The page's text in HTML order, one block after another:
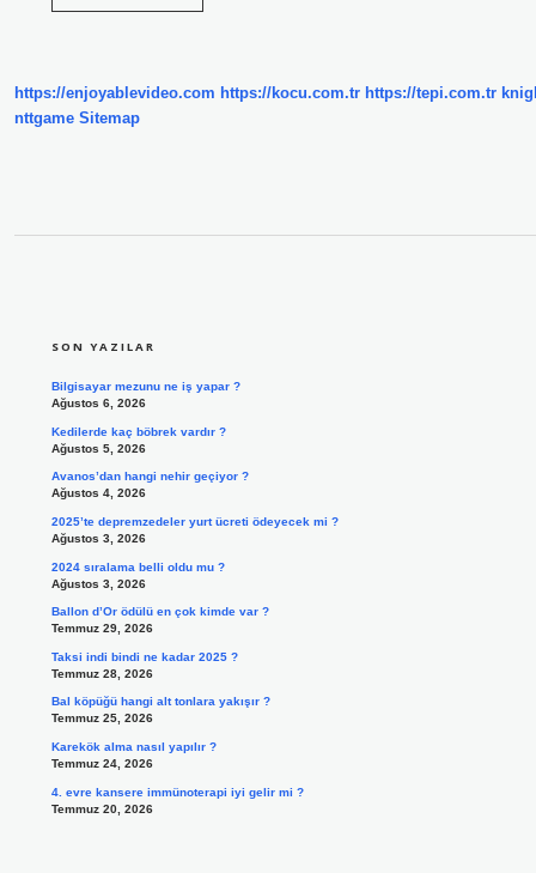
https://enjoyablevideo.com https://kocu.com.tr https://tepi.com.tr
nttgame Sitemap
SON YAZILAR
Bilgisayar mezunu ne iş yapar ?
Ağustos 6, 2026
Kedilerde kaç böbrek vardır ?
Ağustos 5, 2026
Avanos’dan hangi nehir geçiyor ?
Ağustos 4, 2026
2025’te depremzedeler yurt ücreti ödeyecek mi ?
Ağustos 3, 2026
2024 sıralama belli oldu mu ?
Ağustos 3, 2026
Ballon d’Or ödülü en çok kimde var ?
Temmuz 29, 2026
Taksi indi bindi ne kadar 2025 ?
Temmuz 28, 2026
Bal köpüğü hangi alt tonlara yakışır ?
Temmuz 25, 2026
Karekök alma nasıl yapılır ?
Temmuz 24, 2026
4. evre kansere immünoterapi iyi gelir mi ?
Temmuz 20, 2026